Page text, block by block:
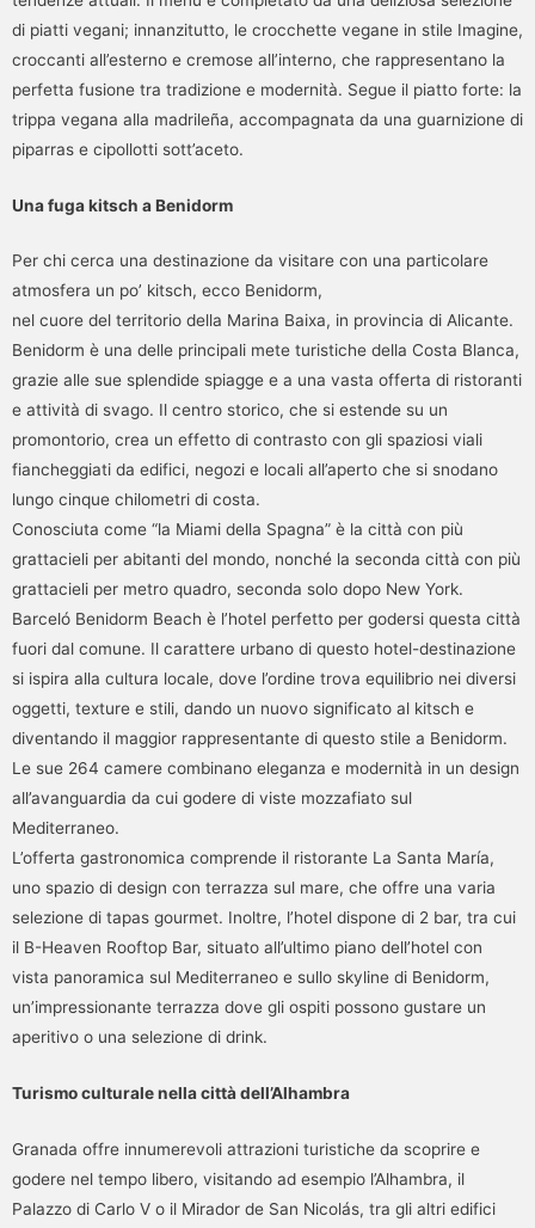
di piatti vegani; innanzitutto, le crocchette vegane in stile Imagine,
croccanti all’esterno e cremose all’interno, che rappresentano la
perfetta fusione tra tradizione e modernità. Segue il piatto forte: la
trippa vegana alla madrileña, accompagnata da una guarnizione di
piparras e cipollotti sott’aceto.
Una fuga kitsch a Benidorm
Per chi cerca una destinazione da visitare con una particolare
atmosfera un po’ kitsch, ecco Benidorm,
nel cuore del territorio della Marina Baixa, in provincia di Alicante.
Benidorm è una delle principali mete turistiche della Costa Blanca,
grazie alle sue splendide spiagge e a una vasta offerta di ristoranti
e attività di svago. Il centro storico, che si estende su un
promontorio, crea un effetto di contrasto con gli spaziosi viali
fiancheggiati da edifici, negozi e locali all’aperto che si snodano
lungo cinque chilometri di costa.
Conosciuta come “la Miami della Spagna” è la città con più
grattacieli per abitanti del mondo, nonché la seconda città con più
grattacieli per metro quadro, seconda solo dopo New York.
Barceló Benidorm Beach è l’hotel perfetto per godersi questa città
fuori dal comune. Il carattere urbano di questo hotel-destinazione
si ispira alla cultura locale, dove l’ordine trova equilibrio nei diversi
oggetti, texture e stili, dando un nuovo significato al kitsch e
diventando il maggior rappresentante di questo stile a Benidorm.
Le sue 264 camere combinano eleganza e modernità in un design
all’avanguardia da cui godere di viste mozzafiato sul
Mediterraneo.
L’offerta gastronomica comprende il ristorante La Santa María,
uno spazio di design con terrazza sul mare, che offre una varia
selezione di tapas gourmet. Inoltre, l’hotel dispone di 2 bar, tra cui
il B-Heaven Rooftop Bar, situato all’ultimo piano dell’hotel con
vista panoramica sul Mediterraneo e sullo skyline di Benidorm,
un’impressionante terrazza dove gli ospiti possono gustare un
aperitivo o una selezione di drink.
Turismo culturale nella città dell’Alhambra
Granada offre innumerevoli attrazioni turistiche da scoprire e
godere nel tempo libero, visitando ad esempio l’Alhambra, il
Palazzo di Carlo V o il Mirador de San Nicolás, tra gli altri edifici